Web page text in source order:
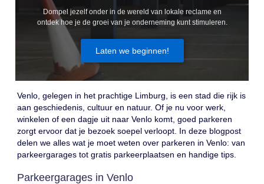
Venlo, gelegen in het prachtige Limburg, is een stad die rijk is
aan geschiedenis, cultuur en natuur. Of je nu voor werk,
winkelen of een dagje uit naar Venlo komt, goed parkeren
zorgt ervoor dat je bezoek soepel verloopt. In deze blogpost
delen we alles wat je moet weten over parkeren in Venlo: van
parkeergarages tot gratis parkeerplaatsen en handige tips.
Parkeergarages in Venlo
Dompel jezelf onder in de wereld van lokale reclame en
ontdek hoe je de groei van je onderneming kunt stimuleren.
Laten we beginnen!